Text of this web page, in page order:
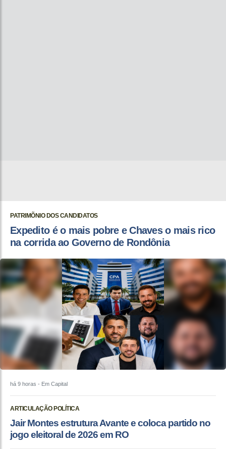
PATRIMÕNIO DOS CANDIDATOS
Expedito é o mais pobre e Chaves o mais rico
na corrida ao Governo de Rondônia
há 9 horas - Em Capital
ARTICULAÇÃO POLÍTICA
Jair Montes estrutura Avante e coloca partido no
jogo eleitoral de 2026 em RO